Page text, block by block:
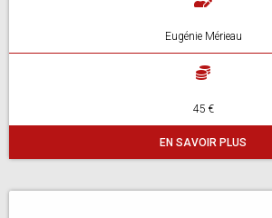
Eugénie Mérieau
45 €
EN SAVOIR PLUS